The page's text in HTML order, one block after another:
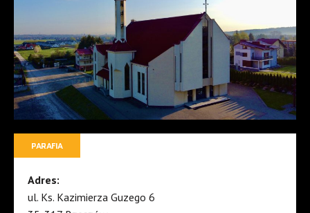
PARAFIA
Adres:
ul. Ks. Kazimierza Guzego 6